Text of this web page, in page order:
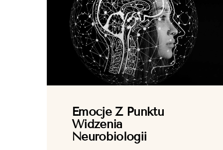
Emocje Z Punktu
Widzenia
Neurobiologii